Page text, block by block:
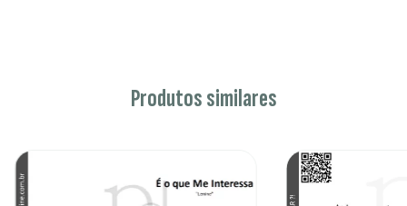
Produtos similares